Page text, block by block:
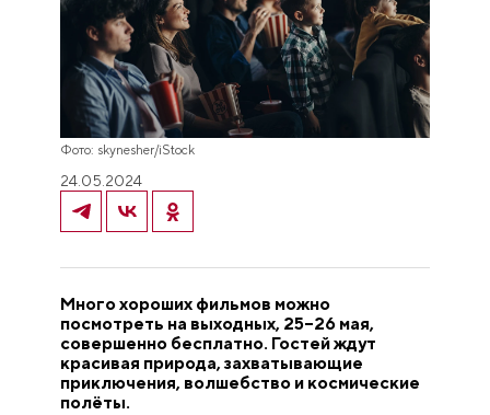
Фото: skynesher/iStock
24.05.2024
Много хороших фильмов можно
посмотреть на выходных, 25–26 мая,
совершенно бесплатно. Гостей ждут
красивая природа, захватывающие
приключения, волшебство и космические
полёты.